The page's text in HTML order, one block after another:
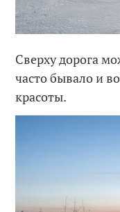
Сверху дорога
часто бывало и
красоты.